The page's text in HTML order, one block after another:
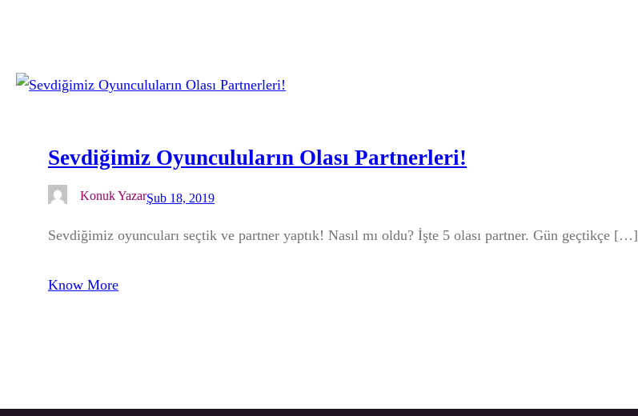
Sevdiğimiz Oyunculuların Olası Partnerleri!
Konuk YazarŞub 18, 2019
Sevdiğimiz oyuncuları seçtik ve partner yaptık! Nasıl mı oldu? İşte 5 olası partner. Gün geçtikçe […]
Know More